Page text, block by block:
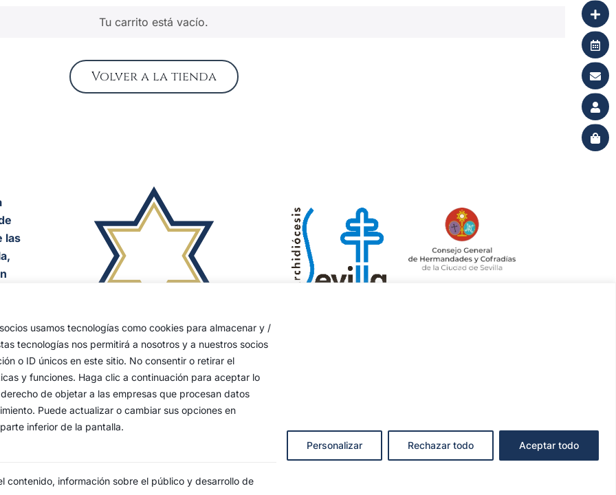
usamos tecnologías como cookies para almacenar y /
tecnologías nos permitirá a nosotros y a nuestros socios
o ID únicos en este sitio. No consentir o retirar el
y funciones. Haga clic a continuación para aceptar lo
de objetar a las empresas que procesan datos
Puede actualizar o cambiar sus opciones en
inferior de la pantalla.
contenido, información sobre el público y desarrollo de
Personalizar Rechazar todo Aceptar todo
Tu carrito está vacío.
Volver a la tienda
las
4